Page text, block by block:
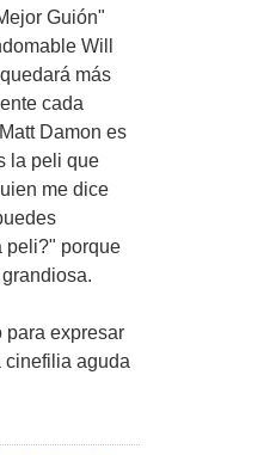
Guión"
Will
más
cada
Damon es
la peli que
me dice
peli?" porque
para expresar
cinefilia aguda